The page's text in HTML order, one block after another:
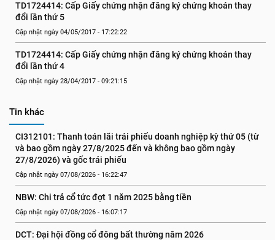
TD1724414: Cấp Giấy chứng nhận đăng ký chứng khoán thay
đổi lần thứ 5
Cập nhật ngày 04/05/2017 - 17:22:22
TD1724414: Cấp Giấy chứng nhận đăng ký chứng khoán thay
đổi lần thứ 4
Cập nhật ngày 28/04/2017 - 09:21:15
Tin khác
CI312101: Thanh toán lãi trái phiếu doanh nghiệp kỳ thứ 05 (từ
và bao gồm ngày 27/8/2025 đến và không bao gồm ngày
27/8/2026) và gốc trái phiếu
Cập nhật ngày 07/08/2026 - 16:22:47
NBW: Chi trả cổ tức đợt 1 năm 2025 bằng tiền
Cập nhật ngày 07/08/2026 - 16:07:17
DCT: Đại hội đồng cổ đông bất thường năm 2026